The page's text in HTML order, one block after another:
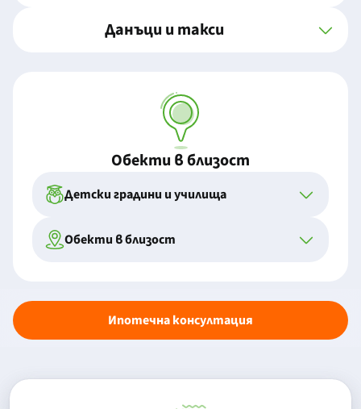
Данъци и такси
Обекти в близост
Детски градини и училища
Обекти в близост
Ипотечна консултация